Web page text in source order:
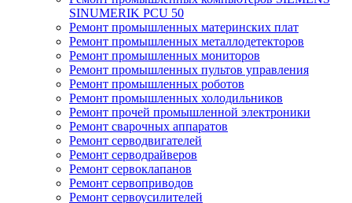
SINUMERIK PCU 50
Ремонт промышленных материнских плат
Ремонт промышленных металлодетекторов
Ремонт промышленных мониторов
Ремонт промышленных пультов управления
Ремонт промышленных роботов
Ремонт промышленных холодильников
Ремонт прочей промышленной электроники
Ремонт сварочных аппаратов
Ремонт серводвигателей
Ремонт серводрайверов
Ремонт сервоклапанов
Ремонт сервоприводов
Ремонт сервоусилителей